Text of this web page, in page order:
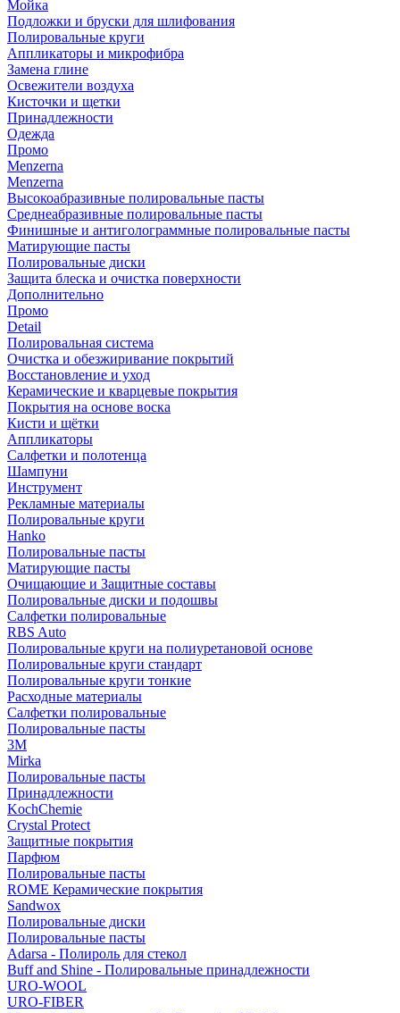
Мойка
Подложки и бруски для шлифования
Полировальные круги
Аппликаторы и микрофибра
Замена глине
Освежители воздуха
Кисточки и щетки
Принадлежности
Одежда
Промо
Menzerna
Menzerna
Высокоабразивные полировальные пасты
Среднеабразивные полировальные пасты
Финишные и антиголограммные полировальные пасты
Матирующие пасты
Полировальные диски
Защита блеска и очистка поверхности
Дополнительно
Промо
Detail
Полировальная система
Очистка и обезжиривание покрытий
Восстановление и уход
Керамические и кварцевые покрытия
Покрытия на основе воска
Кисти и щётки
Аппликаторы
Салфетки и полотенца
Шампуни
Инструмент
Рекламные материалы
Полировальные круги
Hanko
Полировальные пасты
Матирующие пасты
Очищающие и Защитные составы
Полировальные диски и подошвы
Салфетки полировальные
RBS Auto
Полировальные круги на полиуретановой основе
Полировальные круги стандарт
Полировальные круги тонкие
Расходные материалы
Салфетки полировальные
Полировальные пасты
3М
Mirka
Полировальные пасты
Принадлежности
KochChemie
Crystal Protect
Защитные покрытия
Парфюм
Полировальные пасты
ROME Керамические покрытия
Sandwox
Полировальные диски
Полировальные пасты
Adarsa - Полироль для стекол
Buff and Shine - Полировальные принадлежности
URO-WOOL
URO-FIBER